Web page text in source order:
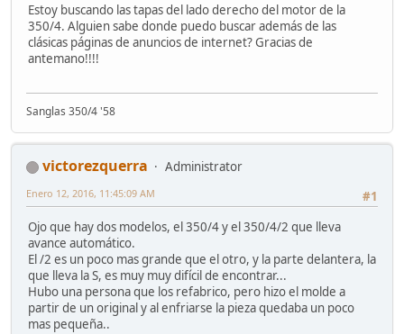
Estoy buscando las tapas del lado derecho del motor de la
350/4. Alguien sabe donde puedo buscar además de las
clásicas páginas de anuncios de internet? Gracias de
antemano!!!!
Sanglas 350/4 '58
victorezquerra
Administrator
#1
Enero 12, 2016, 11:45:09 AM
Ojo que hay dos modelos, el 350/4 y el 350/4/2 que lleva
avance automático.
El /2 es un poco mas grande que el otro, y la parte delantera, la
que lleva la S, es muy muy difícil de encontrar...
Hubo una persona que los refabrico, pero hizo el molde a
partir de un original y al enfriarse la pieza quedaba un poco
mas pequeña..